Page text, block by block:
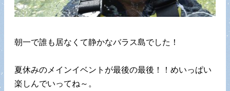
朝一で誰も居なくて静かなバラス島でした！
夏休みのメインイベントが最後の最後！！めいっぱい
楽しんでいってね～。